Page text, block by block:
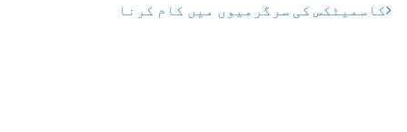
کاسمیٹکس کی سرگرمیوں میں کام کرنا